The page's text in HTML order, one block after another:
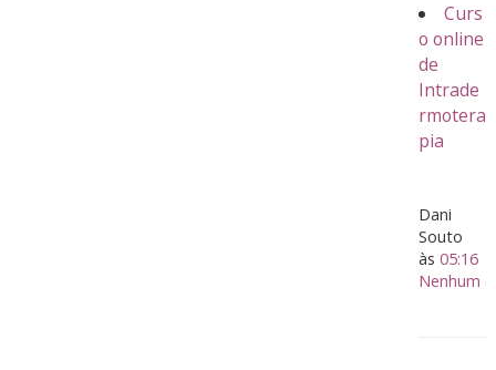
Curs
o online
de
Intrade
rmotera
pia
Dani
Souto
às 05:16
Nenhum